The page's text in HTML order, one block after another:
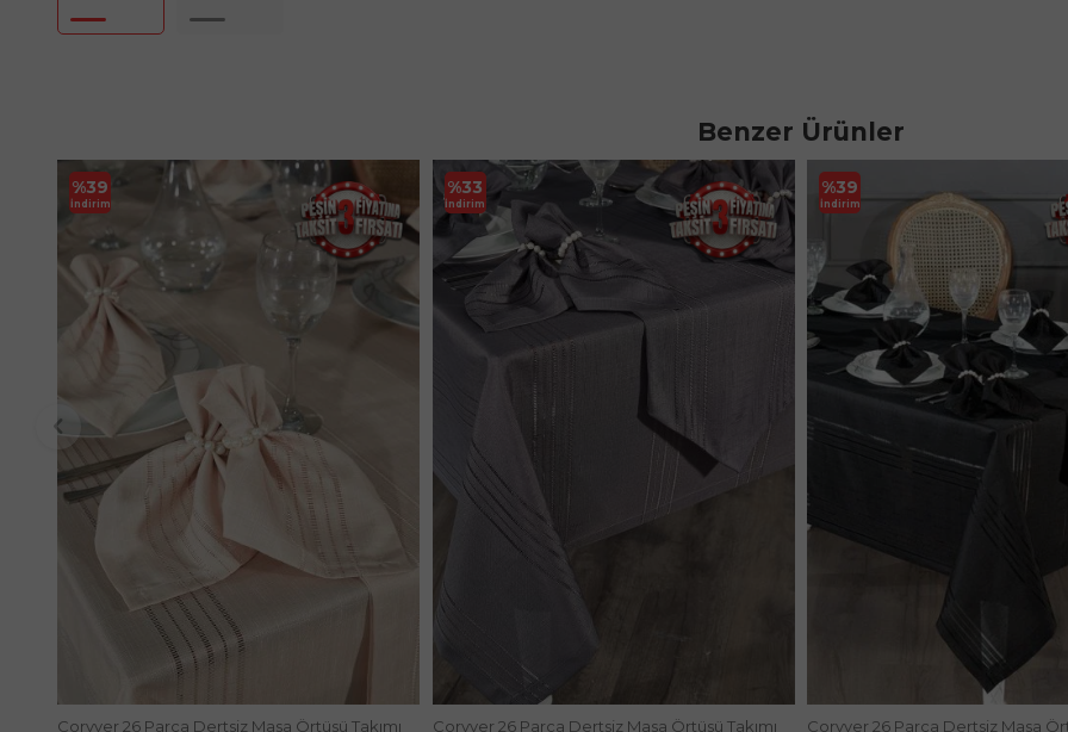
Benzer Ürünler
%39
İndirim
Corvver 26 Parça Dertsiz Masa Örtüsü Takımı
%33
İndirim
Corvver 26 Parça Dertsiz Masa Örtüsü Takımı
%39
İndirim
Corvver 26 Parça Dertsiz Masa